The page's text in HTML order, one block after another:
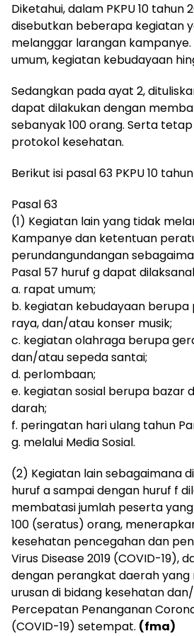
Diketahui, dalam PKPU 10 tahun
disebutkan beberapa kegiatan
melanggar larangan
umum, kegiatan kebudayaan
Sedangkan pada ayat 2,
dapat dilakukan dengan
sebanyak 100 orang. Serta
protokol kesehatan.
Berikut isi pasal 63 PKPU 10
Pasal 63
(1) Kegiatan lain yang tidak
Kampanye dan ketentuan
perundangundangan
Pasal 57 huruf g dapat
a. rapat umum;
b. kegiatan kebudayaan berupa
raya, dan/atau konser musik;
c. kegiatan olahraga berupa
dan/atau sepeda santai;
d. perlombaan;
e. kegiatan sosial berupa bazar
darah;
f. peringatan hari ulang tahun
g. melalui Media Sosial.
(2) Kegiatan lain sebagaimana
huruf a sampai dengan huruf f
membatasi jumlah peserta
100 (seratus) orang,
kesehatan pencegahan dan
Virus Disease 2019 (COVID-19),
dengan perangkat daerah
urusan di bidang kesehatan
Percepatan Penanganan
(COVID-19) setempat. (fma)